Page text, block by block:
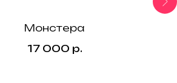
Монстера
17 000 р.